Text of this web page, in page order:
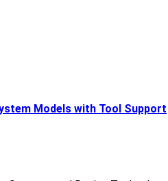
Models with Tool Support